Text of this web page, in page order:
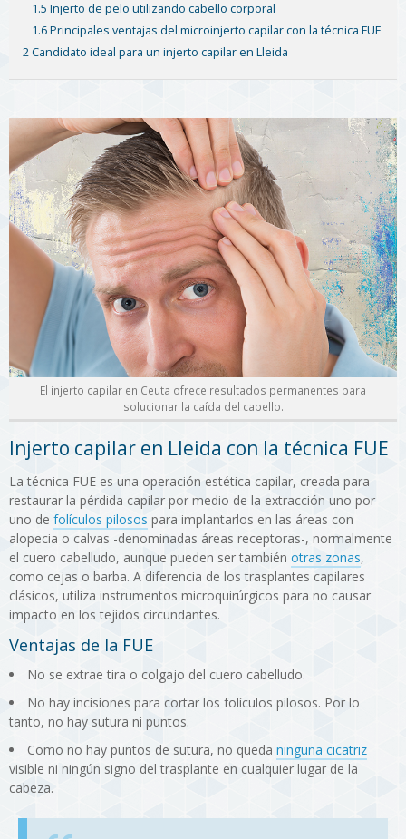
1.5 Injerto de pelo utilizando cabello corporal
1.6 Principales ventajas del microinjerto capilar con la técnica FUE
2 Candidato ideal para un injerto capilar en Lleida
El injerto capilar en Ceuta ofrece resultados permanentes para
solucionar la caída del cabello.
Injerto capilar en Lleida con la técnica FUE
La técnica FUE es una operación estética capilar, creada para
restaurar la pérdida capilar por medio de la extracción uno por
uno de folículos pilosos para implantarlos en las áreas con
alopecia o calvas -denominadas áreas receptoras-, normalmente
el cuero cabelludo, aunque pueden ser también otras zonas,
como cejas o barba. A diferencia de los trasplantes capilares
clásicos, utiliza instrumentos microquirúrgicos para no causar
impacto en los tejidos circundantes.
Ventajas de la FUE
No se extrae tira o colgajo del cuero cabelludo.
No hay incisiones para cortar los folículos pilosos. Por lo
tanto, no hay sutura ni puntos.
Como no hay puntos de sutura, no queda ninguna cicatriz
visible ni ningún signo del trasplante en cualquier lugar de la
cabeza.